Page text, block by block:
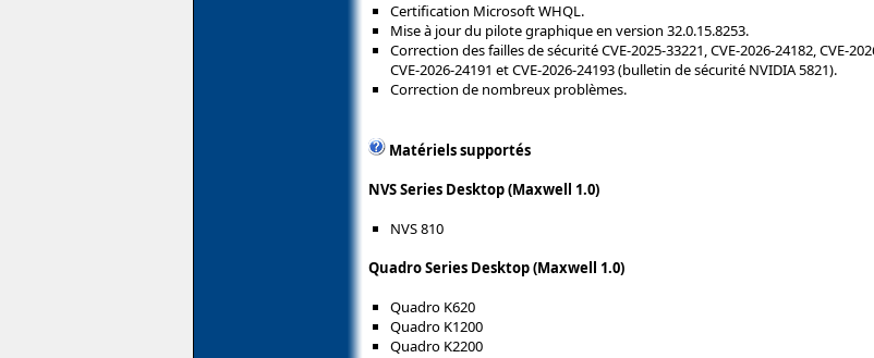
Certification Microsoft WHQL.
Mise à jour du pilote graphique en version 32.0.15.8253.
Correction des failles de sécurité CVE-2025-33221, CVE-2026-24182, CVE-
CVE-2026-24191 et CVE-2026-24193 (bulletin de sécurité NVIDIA 5821).
Correction de nombreux problèmes.
Matériels supportés
NVS Series Desktop (Maxwell 1.0)
NVS 810
Quadro Series Desktop (Maxwell 1.0)
Quadro K620
Quadro K1200
Quadro K2200